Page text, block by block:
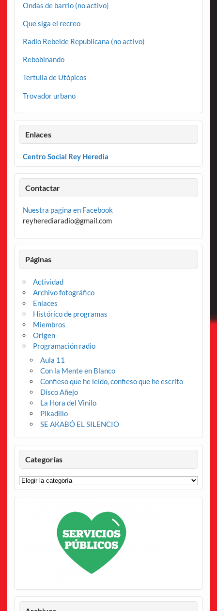
Ondas de barrio (no activo)
Que siga el recreo
Radio Rebelde Republicana (no activo)
Rebobinando
Tertulia de Utópicos
Trovador urbano
Enlaces
Centro Social Rey Heredia
Contactar
Nuestra pagina en Facebook
reyherediaradio@gmail.com
Páginas
Actividad
Archivo fotográfico
Enlaces
Histórico de programas
Miembros
Origen
Programación radio
Aula 11
Con la Mente en Blanco
Confieso que he leído, confieso que he escrito
Disco Añejo
La Hora del Vinilo
Pikadillo
SE AKABÓ EL SILENCIO
Categorías
Categorías